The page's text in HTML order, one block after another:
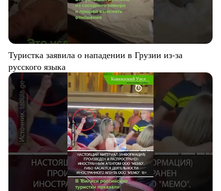
Туристка заявила о нападении в Грузии из-за
русского языка